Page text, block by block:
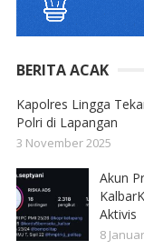
BERITA ACAK
Kapolres Lingga
Polri di Lapangan
3 November 2025
Akun
Aktivis
8